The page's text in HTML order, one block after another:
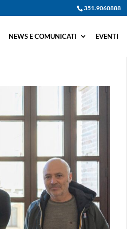
351.9060888
NEWS E COMUNICATI EVENTI